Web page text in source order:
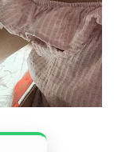
doldurun.
|